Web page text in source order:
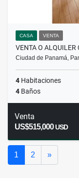
CASA VENTA
VENTA O ALQUILER
Ciudad de Panamá,
4 Habitaciones
4 Baños
Venta
US$515,000USD
1 2 »